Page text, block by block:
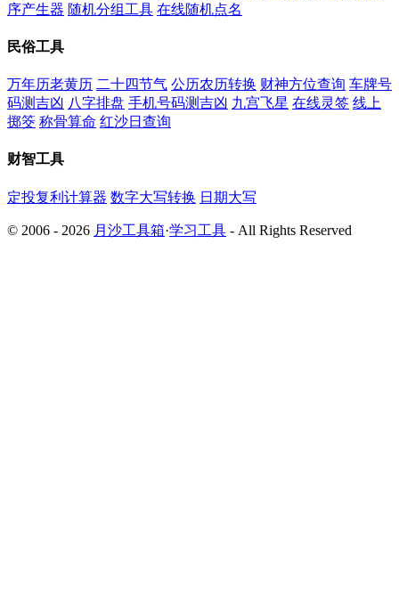
序产生器 随机分组工具 在线随机点名
民俗工具
万年历老黄历 二十四节气 公历农历转换 财神方位查询 车牌号
码测吉凶 八字排盘 手机号码测吉凶 九宫飞星 在线灵签 线上
掷筊 称骨算命 红沙日查询
财智工具
定投复利计算器 数字大写转换 日期大写
© 2006 - 2026 月沙工具箱·学习工具 - All Rights Reserved